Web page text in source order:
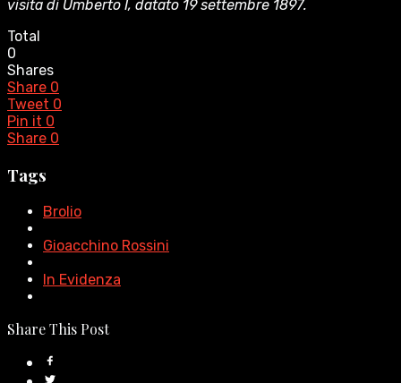
visita di Umberto I, datato 19 settembre 1897.
Total
0
Shares
Share 0
Tweet 0
Pin it 0
Share 0
Tags
Brolio
Gioacchino Rossini
In Evidenza
Share This Post